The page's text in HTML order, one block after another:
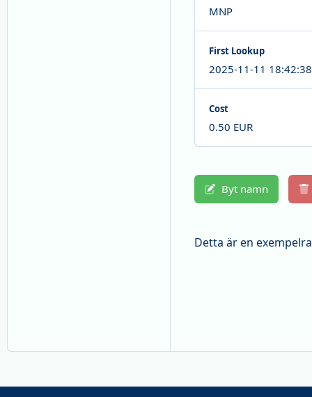
MNP
First Lookup
2025-11-11 18:42:38
Cost
0.50 EUR
Byt namn
Detta är en